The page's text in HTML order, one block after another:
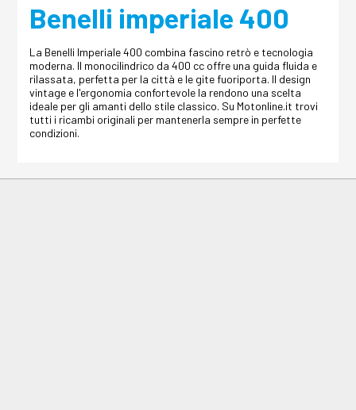
Benelli imperiale 400
La Benelli Imperiale 400 combina fascino retrò e tecnologia
moderna. Il monocilindrico da 400 cc offre una guida fluida e
rilassata, perfetta per la città e le gite fuoriporta. Il design
vintage e l'ergonomia confortevole la rendono una scelta
ideale per gli amanti dello stile classico. Su Motonline.it trovi
tutti i ricambi originali per mantenerla sempre in perfette
condizioni.